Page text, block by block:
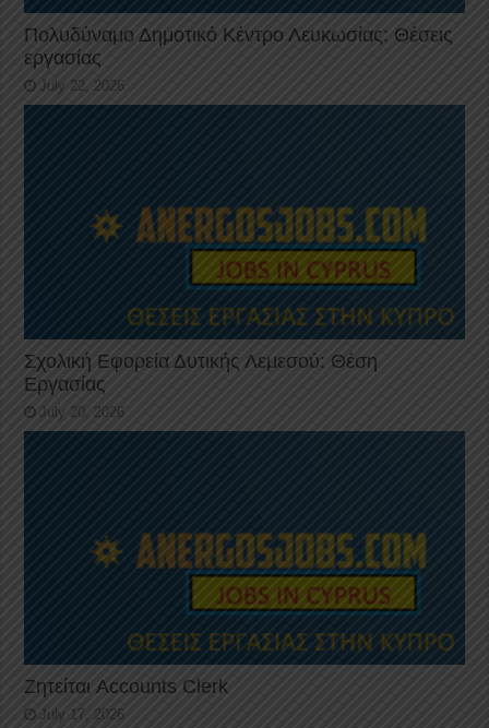
Πολυδύναμο Δημοτικό Κέντρο Λευκωσίας: Θέσεις
εργασίας
July 22, 2026
Σχολική Εφορεία Δυτικής Λεμεσού: Θέση
Εργασίας
July 20, 2026
Ζητείται Accounts Clerk
July 17, 2026